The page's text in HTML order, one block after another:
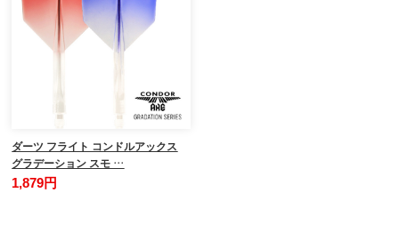
ダーツ フライト コンドルアックス
グラデーション スモ …
1,879円